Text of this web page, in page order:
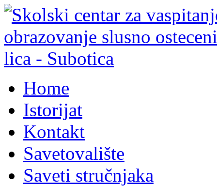
Home
Istorijat
Kontakt
Savetovalište
Saveti stručnjaka